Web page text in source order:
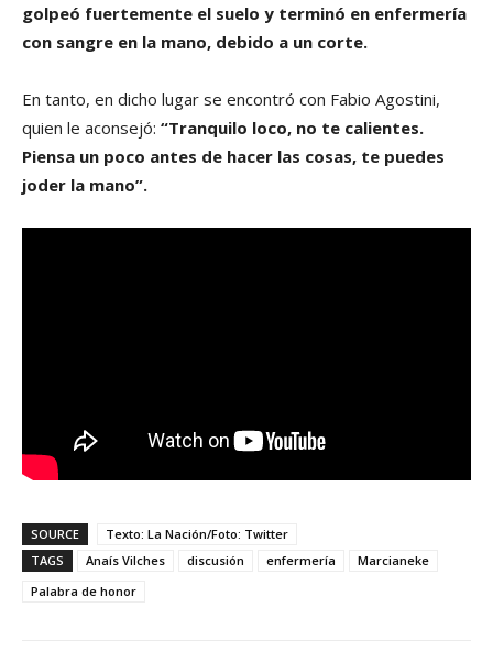
golpeó fuertemente el suelo y terminó en enfermería
con sangre en la mano, debido a un corte.
En tanto, en dicho lugar se encontró con Fabio Agostini,
quien le aconsejó: “Tranquilo loco, no te calientes.
Piensa un poco antes de hacer las cosas, te puedes
joder la mano”.
SOURCE
Texto: La Nación/Foto: Twitter
TAGS
Anaís Vilches discusión enfermería
Marcianeke
Palabra de honor